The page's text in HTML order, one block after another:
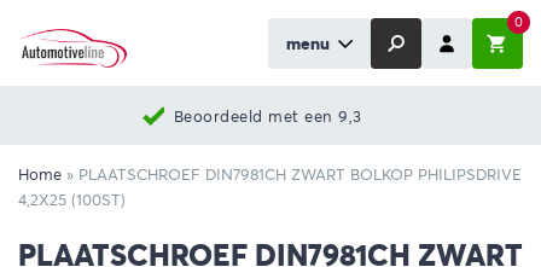
menu
0
Beoordeeld met een 9,3
Home » PLAATSCHROEF DIN7981CH ZWART BOLKOP PHILIPSDRIVE
4,2X25 (100ST)
PLAATSCHROEF DIN7981CH ZWART